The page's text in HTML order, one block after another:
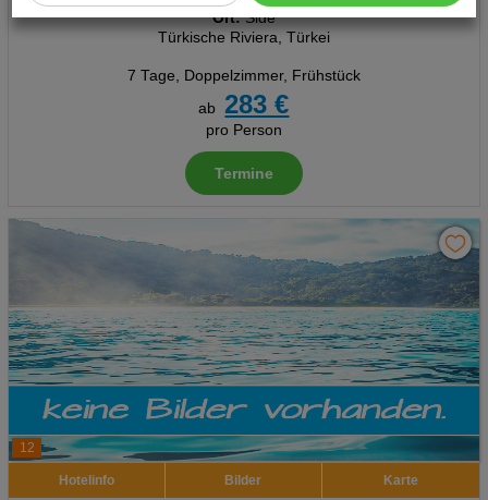
Cookie Einstellungen
Technische Cookies
Erweiterte Einstellungen
Ort:Side
Türkische Riviera, Türkei
7 Tage, Doppelzimmer, Frühstück
ab
283 €
pro Person
Termine
12
Hotelinfo Bilder Karte